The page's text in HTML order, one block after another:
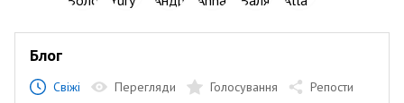
Блог
Свіжі Перегляди Голосування Репости